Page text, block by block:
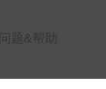
问题&帮助